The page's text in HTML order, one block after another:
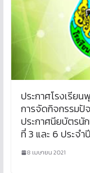
ประกาศโรงเรีย
การจัดกิจกรรมปั
ประกาศนียบัตรนั
ที่ 3 และ 6 ประจ
8 เมษายน 2021